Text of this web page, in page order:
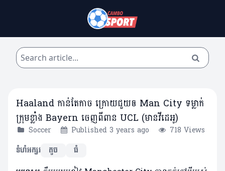
Haaland កាន់តែកាច ក្រោយជួយឲ Man City ទម្លាក់
ក្រុមខ្លាំង Bayern ចេញពីពាន UCL (មានវីដេអូ)
Soccer Published 3 years ago
718 Views
ទំហំអក្សរ
តូច ធំ